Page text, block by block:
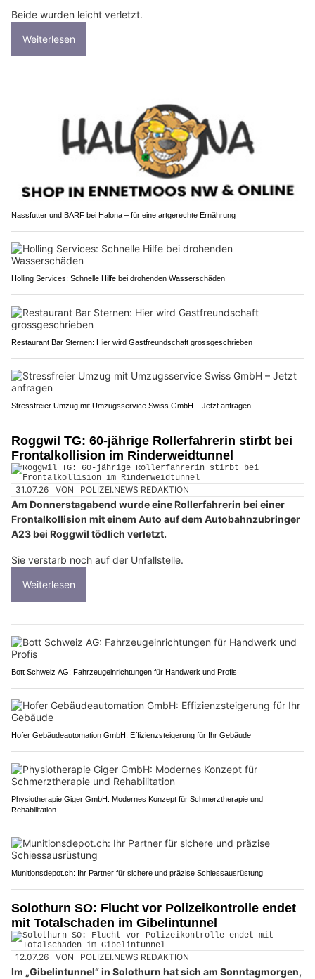
Beide wurden leicht verletzt.
Weiterlesen
Nassfutter und BARF bei Halona – für eine artgerechte Ernährung
Holling Services: Schnelle Hilfe bei drohenden Wasserschäden
Restaurant Bar Sternen: Hier wird Gastfreundschaft grossgeschrieben
Stressfreier Umzug mit Umzugsservice Swiss GmbH – Jetzt anfragen
Roggwil TG: 60-jährige Rollerfahrerin stirbt bei
Frontalkollision im Rinderweidtunnel
31.07.26 VON POLIZEI.NEWS REDAKTION
Am Donnerstagabend wurde eine Rollerfahrerin bei einer
Frontalkollision mit einem Auto auf dem Autobahnzubringer
A23 bei Roggwil tödlich verletzt.
Sie verstarb noch auf der Unfallstelle.
Weiterlesen
Bott Schweiz AG: Fahrzeugeinrichtungen für Handwerk und Profis
Hofer Gebäudeautomation GmbH: Effizienzsteigerung für Ihr Gebäude
Physiotherapie Giger GmbH: Modernes Konzept für Schmerztherapie und
Rehabilitation
Munitionsdepot.ch: Ihr Partner für sichere und präzise Schiessausrüstung
Solothurn SO: Flucht vor Polizeikontrolle endet
mit Totalschaden im Gibelintunnel
12.07.26 VON POLIZEI.NEWS REDAKTION
Im „Gibelintunnel“ in Solothurn hat sich am Sonntagmorgen,